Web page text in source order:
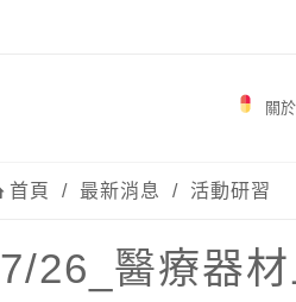
關
首頁 / 最新消息 / 活動研習
7/26_醫療器